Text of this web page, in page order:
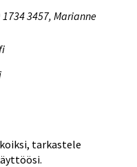
3457, Marianne
tarkastele